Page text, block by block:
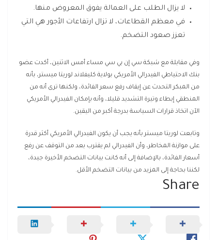
لا يزال الطلب على العمالة يفوق المعروض منها.
في معظم القطاعات، لا تزال ارتفاعات الأجور هي التي
تعزز صعود التضخم.
وفي مقابلة مع شبكة سي إن بي سي مساء أمس الاثنين، أكدت عضو
بنك الاحتياطي الفيدرالي الأمريكي بولاية كليفلاند لوريتا ميستر، بأنه
من المبكر التحدث عن إيقاف رفع سعر الفائدة، ولكنها ترى أنه من
المنطقي إبطاء وتيرة التشديد قليلا، وأنه بإمكان الفيدرالي الأمريكي
الآن اتخاذ قرارات السياسة بدرجة أكبر من اليقين.
وتابعت لوريتا ميستر بأنه يجب أن يكون الفيدرالي الأمريكي أكثر قدرة
على موازنة المخاطر، وأن الفيدرالي لم يقترب بعد من التوقف عن رفع
أسعار الفائدة، بالإضافة إلى أنه كانت بيانات التضخم الأخيرة جيدة،
لكننا بحاجة إلى المزيد من بيانات التضخم الأقل.
Share